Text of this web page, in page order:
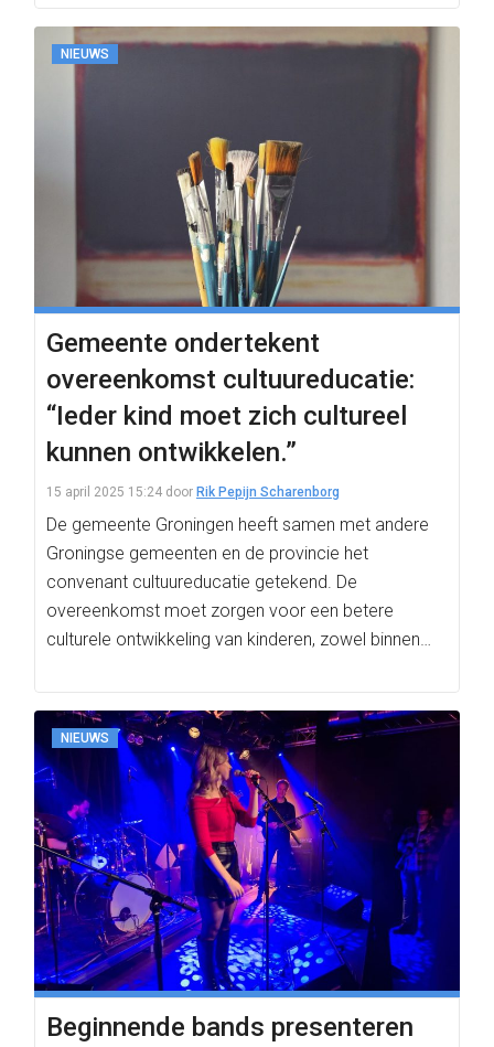
NIEUWS
Gemeente ondertekent
overeenkomst cultuureducatie:
“Ieder kind moet zich cultureel
kunnen ontwikkelen.”
15 april 2025 15:24 door Rik Pepijn Scharenborg
De gemeente Groningen heeft samen met andere
Groningse gemeenten en de provincie het
convenant cultuureducatie getekend. De
overeenkomst moet zorgen voor een betere
culturele ontwikkeling van kinderen, zowel binnen
NIEUWS
Beginnende bands presenteren